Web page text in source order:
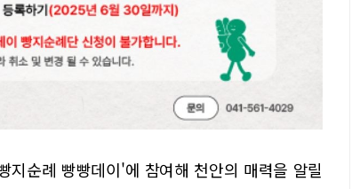
순례 빵빵데이'에 참여해 천안의 매력을 알릴